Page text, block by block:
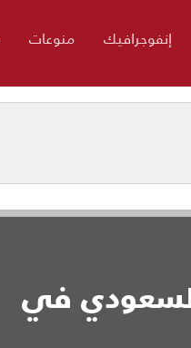
إنفوجرافيك منوعات
السعودي في